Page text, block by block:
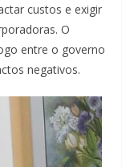
custos e exigir
O
entre o governo
negativos.